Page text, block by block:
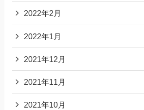
2022年2月
2022年1月
2021年12月
2021年11月
2021年10月